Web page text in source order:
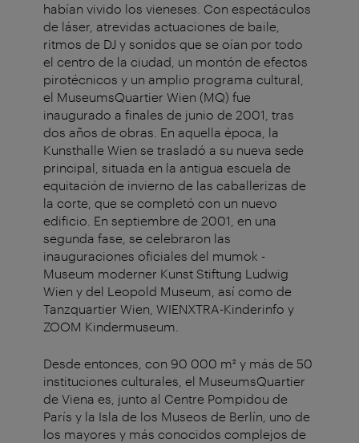
habían vivido los vieneses. Con espectáculos
de láser, atrevidas actuaciones de baile,
ritmos de DJ y sonidos que se oían por todo
el centro de la ciudad, un montón de efectos
pirotécnicos y un amplio programa cultural,
el MuseumsQuartier Wien (MQ) fue
inaugurado a finales de junio de 2001, tras
dos años de obras. En aquella época, la
Kunsthalle Wien se trasladó a su nueva sede
principal, situada en la antigua escuela de
equitación de invierno de las caballerizas de
la corte, que se completó con un nuevo
edificio. En septiembre de 2001, en una
segunda fase, se celebraron las
inauguraciones oficiales del mumok -
Museum moderner Kunst Stiftung Ludwig
Wien y del Leopold Museum, así como de
Tanzquartier Wien, WIENXTRA-Kinderinfo y
ZOOM Kindermuseum.
Desde entonces, con 90 000 m² y más de 50
instituciones culturales, el MuseumsQuartier
de Viena es, junto al Centre Pompidou de
París y la Isla de los Museos de Berlín, uno de
los mayores y más conocidos complejos de